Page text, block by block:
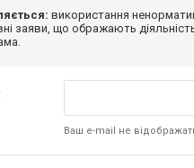
використання
заяви, що ображають
Ваш e-mail не